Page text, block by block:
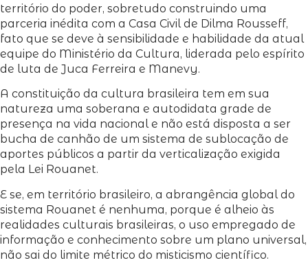
território do poder, sobretudo construindo uma
parceria inédita com a Casa Civil de Dilma Rousseff,
fato que se deve à sensibilidade e habilidade da atual
equipe do Ministério da Cultura, liderada pelo espírito
de luta de Juca Ferreira e Manevy.
A constituição da cultura brasileira tem em sua
natureza uma soberana e autodidata grade de
presença na vida nacional e não está disposta a ser
bucha de canhão de um sistema de sublocação de
aportes públicos a partir da verticalização exigida
pela Lei Rouanet.
E se, em território brasileiro, a abrangência global do
sistema Rouanet é nenhuma, porque é alheio às
realidades culturais brasileiras, o uso empregado de
informação e conhecimento sobre um plano universal,
não sai do limite métrico do misticismo científico.